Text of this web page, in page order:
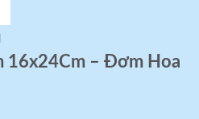
16x24Cm – Đơm Hoa